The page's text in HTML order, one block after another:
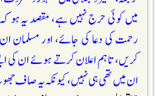
میں کوئی حرج نہیں ہے، مقصد یہ ہو
رحمت کی دعا کی جائے، اور مسلمان
کریں، تاہم اعلان کرتے ہوئے ان کی
ان میں تھی ہی نہیں، کیونکہ یہ صاف